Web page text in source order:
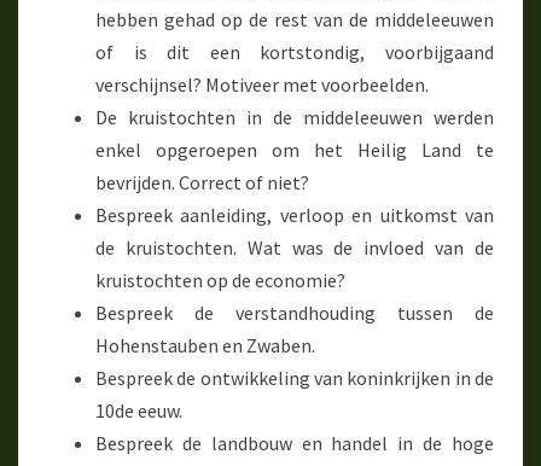
hebben gehad op de rest van de middeleeuwen
of is dit een kortstondig, voorbijgaand
verschijnsel? Motiveer met voorbeelden.
De kruistochten in de middeleeuwen werden
enkel opgeroepen om het Heilig Land te
bevrijden. Correct of niet?
Bespreek aanleiding, verloop en uitkomst van
de kruistochten. Wat was de invloed van de
kruistochten op de economie?
Bespreek de verstandhouding tussen de
Hohenstauben en Zwaben.
Bespreek de ontwikkeling van koninkrijken in de
10de eeuw.
Bespreek de landbouw en handel in de hoge